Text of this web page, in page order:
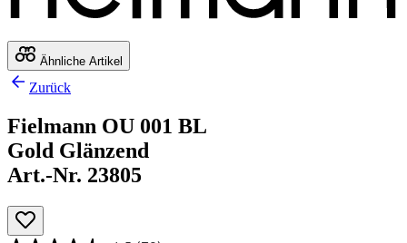
Ähnliche Artikel
Zurück
Fielmann OU 001 BL
Gold Glänzend
Art.-Nr. 23805